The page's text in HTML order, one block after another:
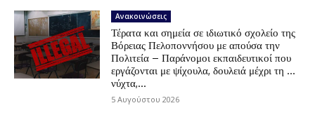
Ανακοινώσεις
Τέρατα και σημεία σε ιδιωτικό σχολείο της
Βόρειας Πελοποννήσου με απούσα την
Πολιτεία – Παράνομοι εκπαιδευτικοί που
εργάζονται με ψίχουλα, δουλειά μέχρι τη …
νύχτα,...
5 Αυγούστου 2026